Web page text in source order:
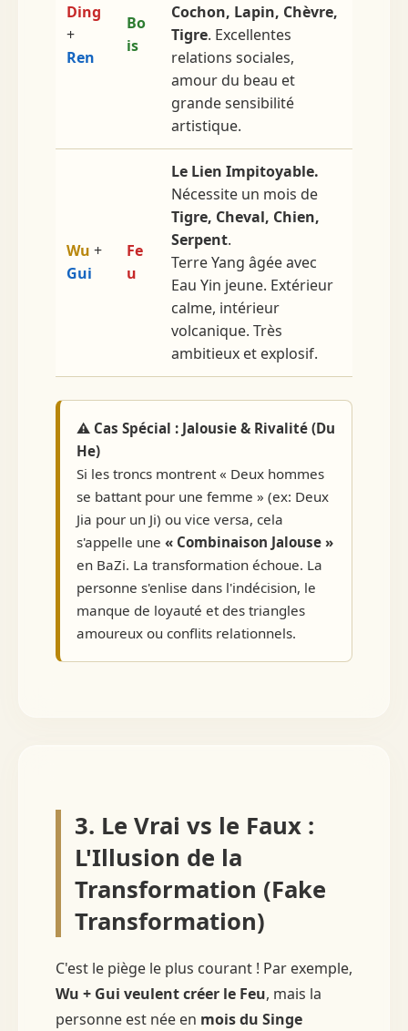
Ding
+
Ren
Bo
is
Cochon, Lapin, Chèvre,
Tigre. Excellentes
relations sociales,
amour du beau et
grande sensibilité
artistique.
Wu +
Gui
Fe
u
Le Lien Impitoyable.
Nécessite un mois de
Tigre, Cheval, Chien,
Serpent.
Terre Yang âgée avec
Eau Yin jeune. Extérieur
calme, intérieur
volcanique. Très
ambitieux et explosif.
⚠️ Cas Spécial : Jalousie & Rivalité (Du
He)
Si les troncs montrent « Deux hommes
se battant pour une femme » (ex: Deux
Jia pour un Ji) ou vice versa, cela
s'appelle une « Combinaison Jalouse »
en BaZi. La transformation échoue. La
personne s'enlise dans l'indécision, le
manque de loyauté et des triangles
amoureux ou conflits relationnels.
3. Le Vrai vs le Faux :
L'Illusion de la
Transformation (Fake
Transformation)
C'est le piège le plus courant ! Par exemple,
Wu + Gui veulent créer le Feu, mais la
personne est née en mois du Singe